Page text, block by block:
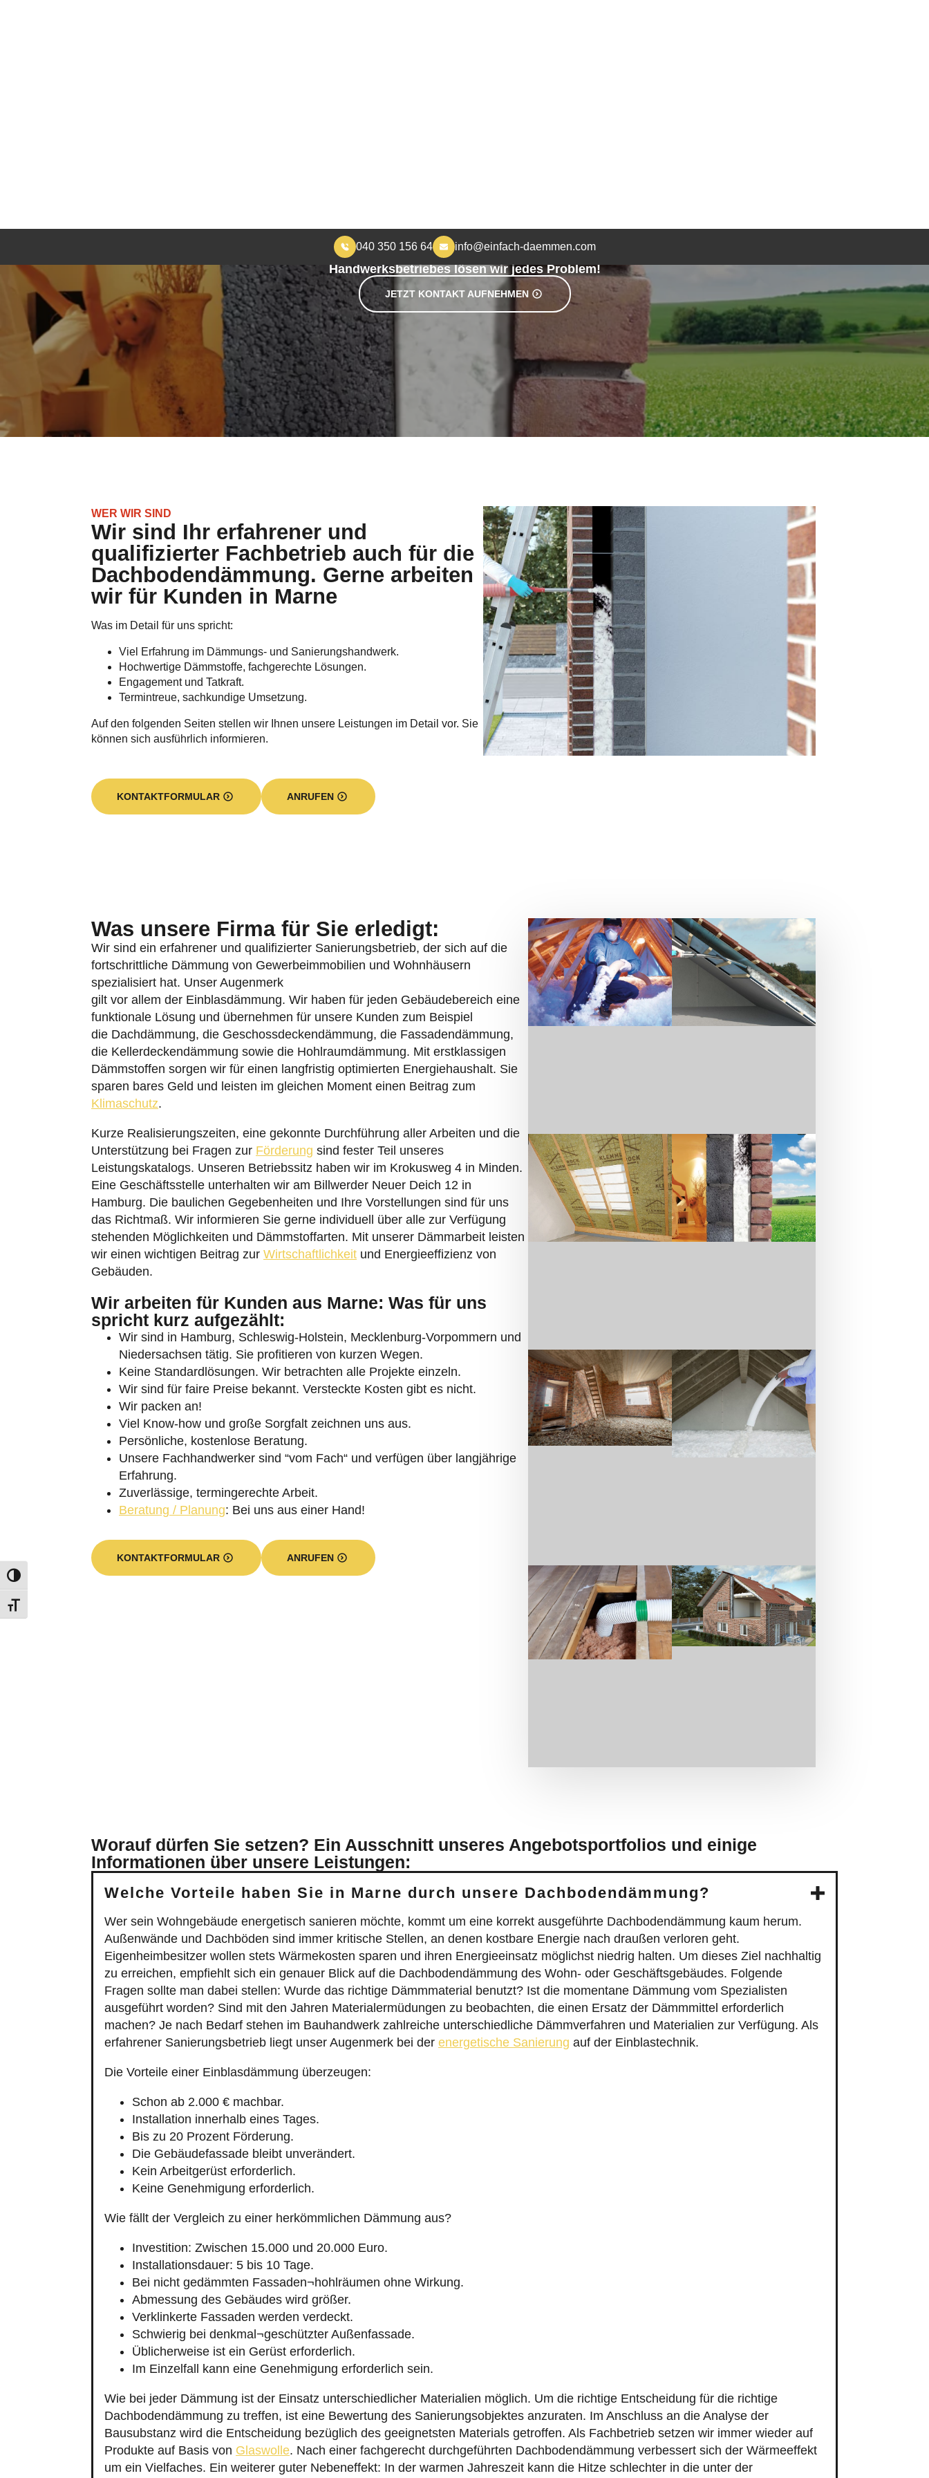
Umschalten auf hohe Kontraste
Dachbodendämmung in Marne
Fachgerechte Dachbodendämmung: Mit der Expertise eines erfahrenen
Handwerksbetriebes lösen wir jedes Problem!
JETZT KONTAKT AUFNEHMEN
WER WIR SIND
Wir sind Ihr erfahrener und
qualifizierter Fachbetrieb auch für die
Dachbodendämmung. Gerne arbeiten
wir für Kunden in Marne
Was im Detail für uns spricht:
Viel Erfahrung im Dämmungs- und Sanierungshandwerk.
Hochwertige Dämmstoffe, fachgerechte Lösungen.
Engagement und Tatkraft.
Termintreue, sachkundige Umsetzung.
Auf den folgenden Seiten stellen wir Ihnen unsere Leistungen im Detail vor. Sie
können sich ausführlich informieren.
KONTAKTFORMULAR ANRUFEN
Was unsere Firma für Sie erledigt:
Wir sind ein erfahrener und qualifizierter Sanierungsbetrieb, der sich auf die
fortschrittliche Dämmung von Gewerbeimmobilien und Wohnhäusern
spezialisiert hat. Unser Augenmerk
gilt vor allem der Einblasdämmung. Wir haben für jeden Gebäudebereich eine
funktionale Lösung und übernehmen für unsere Kunden zum Beispiel
die Dachdämmung, die Geschossdeckendämmung, die Fassadendämmung,
die Kellerdeckendämmung sowie die Hohlraumdämmung. Mit erstklassigen
Dämmstoffen sorgen wir für einen langfristig optimierten Energiehaushalt. Sie
sparen bares Geld und leisten im gleichen Moment einen Beitrag zum
Klimaschutz.
Kurze Realisierungszeiten, eine gekonnte Durchführung aller Arbeiten und die
Unterstützung bei Fragen zur Förderung sind fester Teil unseres
Leistungskatalogs. Unseren Betriebssitz haben wir im Krokusweg 4 in Minden.
Eine Geschäftsstelle unterhalten wir am Billwerder Neuer Deich 12 in
Hamburg. Die baulichen Gegebenheiten und Ihre Vorstellungen sind für uns
das Richtmaß. Wir informieren Sie gerne individuell über alle zur Verfügung
stehenden Möglichkeiten und Dämmstoffarten. Mit unserer Dämmarbeit leisten
wir einen wichtigen Beitrag zur Wirtschaftlichkeit und Energieeffizienz von
Gebäuden.
Wir arbeiten für Kunden aus Marne: Was für uns
spricht kurz aufgezählt:
Wir sind in Hamburg, Schleswig-Holstein, Mecklenburg-Vorpommern und
Niedersachsen tätig. Sie profitieren von kurzen Wegen.
Keine Standardlösungen. Wir betrachten alle Projekte einzeln.
Wir sind für faire Preise bekannt. Versteckte Kosten gibt es nicht.
Wir packen an!
Viel Know-how und große Sorgfalt zeichnen uns aus.
Persönliche, kostenlose Beratung.
Unsere Fachhandwerker sind “vom Fach“ und verfügen über langjährige
Erfahrung.
Zuverlässige, termingerechte Arbeit.
Beratung / Planung: Bei uns aus einer Hand!
KONTAKTFORMULAR ANRUFEN
Worauf dürfen Sie setzen? Ein Ausschnitt unseres Angebotsportfolios und einige
Informationen über unsere Leistungen:
Welche Vorteile haben Sie in Marne durch unsere Dachbodendämmung?
Wer sein Wohngebäude energetisch sanieren möchte, kommt um eine korrekt ausgeführte Dachbodendämmung kaum herum.
Außenwände und Dachböden sind immer kritische Stellen, an denen kostbare Energie nach draußen verloren geht.
Eigenheimbesitzer wollen stets Wärmekosten sparen und ihren Energieeinsatz möglichst niedrig halten. Um dieses Ziel nachhaltig
zu erreichen, empfiehlt sich ein genauer Blick auf die Dachbodendämmung des Wohn- oder Geschäftsgebäudes. Folgende
Fragen sollte man dabei stellen: Wurde das richtige Dämmmaterial benutzt? Ist die momentane Dämmung vom Spezialisten
ausgeführt worden? Sind mit den Jahren Materialermüdungen zu beobachten, die einen Ersatz der Dämmmittel erforderlich
machen? Je nach Bedarf stehen im Bauhandwerk zahlreiche unterschiedliche Dämmverfahren und Materialien zur Verfügung. Als
erfahrener Sanierungsbetrieb liegt unser Augenmerk bei der energetische Sanierung auf der Einblastechnik.
Die Vorteile einer Einblasdämmung überzeugen:
Schon ab 2.000 € machbar.
Installation innerhalb eines Tages.
Bis zu 20 Prozent Förderung.
Die Gebäudefassade bleibt unverändert.
Kein Arbeitgerüst erforderlich.
Keine Genehmigung erforderlich.
Wie fällt der Vergleich zu einer herkömmlichen Dämmung aus?
Investition: Zwischen 15.000 und 20.000 Euro.
Installationsdauer: 5 bis 10 Tage.
Bei nicht gedämmten Fassaden¬hohlräumen ohne Wirkung.
Abmessung des Gebäudes wird größer.
Verklinkerte Fassaden werden verdeckt.
Schwierig bei denkmal¬geschützter Außenfassade.
Üblicherweise ist ein Gerüst erforderlich.
Im Einzelfall kann eine Genehmigung erforderlich sein.
Wie bei jeder Dämmung ist der Einsatz unterschiedlicher Materialien möglich. Um die richtige Entscheidung für die richtige
Dachbodendämmung zu treffen, ist eine Bewertung des Sanierungsobjektes anzuraten. Im Anschluss an die Analyse der
Bausubstanz wird die Entscheidung bezüglich des geeignetsten Materials getroffen. Als Fachbetrieb setzen wir immer wieder auf
Produkte auf Basis von Glaswolle. Nach einer fachgerecht durchgeführten Dachbodendämmung verbessert sich der Wärmeeffekt
um ein Vielfaches. Ein weiterer guter Nebeneffekt: In der warmen Jahreszeit kann die Hitze schlechter in die unter der